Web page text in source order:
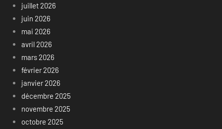
juillet 2026
juin 2026
mai 2026
avril 2026
mars 2026
février 2026
janvier 2026
décembre 2025
novembre 2025
octobre 2025